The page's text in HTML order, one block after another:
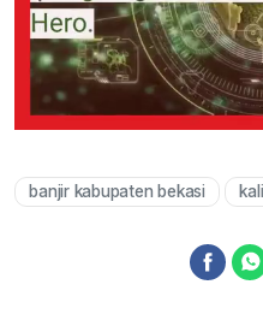
banjir kabupaten bekasi